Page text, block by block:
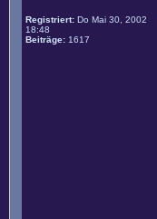
Registriert: Do Mai 30, 2002
18:48
Beiträge: 1617